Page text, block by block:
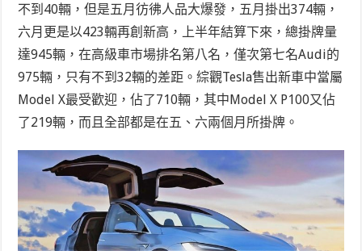
不到40輛，但是五月彷彿人品大爆發，五月掛出374輛，
六月更是以423輛再創新高，上半年結算下來，總掛牌量
達945輛，在高級車市場排名第八名，僅次第七名Audi的
975輛，只有不到32輛的差距。綜觀Tesla售出新車中當屬
Model X最受歡迎，佔了710輛，其中Model X P100又佔
了219輛，而且全部都是在五、六兩個月所掛牌。